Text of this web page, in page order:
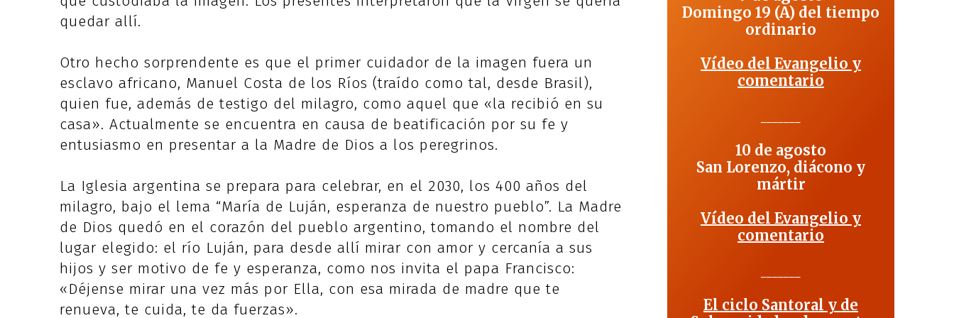
quedar allí.
Otro hecho sorprendente es que el primer cuidador de la imagen fuera un
esclavo africano, Manuel Costa de los Ríos (traído como tal, desde Brasil),
quien fue, además de testigo del milagro, como aquel que «la recibió en su
casa». Actualmente se encuentra en causa de beatificación por su fe y
entusiasmo en presentar a la Madre de Dios a los peregrinos.
La Iglesia argentina se prepara para celebrar, en el 2030, los 400 años del
milagro, bajo el lema “María de Luján, esperanza de nuestro pueblo”. La Madre
de Dios quedó en el corazón del pueblo argentino, tomando el nombre del
lugar elegido: el río Luján, para desde allí mirar con amor y cercanía a sus
hijos y ser motivo de fe y esperanza, como nos invita el papa Francisco:
«Déjense mirar una vez más por Ella, con esa mirada de madre que te
renueva, te cuida, te da fuerzas».
Domingo 19 (A) del tiempo
ordinario
Vídeo del Evangelio y
comentario
10 de agosto
San Lorenzo, diácono y
mártir
Vídeo del Evangelio y
comentario
El ciclo Santoral y de